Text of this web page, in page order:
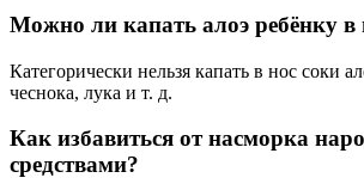
Можно ли капать алоэ ребёнку в
Категорически нельзя капать в нос соки
чеснока, лука и т. д.
Как избавиться от насморка
средствами?